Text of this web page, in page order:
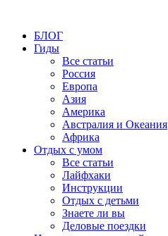
БЛОГ
Гиды
Все статьи
Россия
Европа
Азия
Америка
Австралия и Океания
Африка
Отдых с умом
Все статьи
Лайфхаки
Инструкции
Отдых с детьми
Знаете ли вы
Деловые поездки